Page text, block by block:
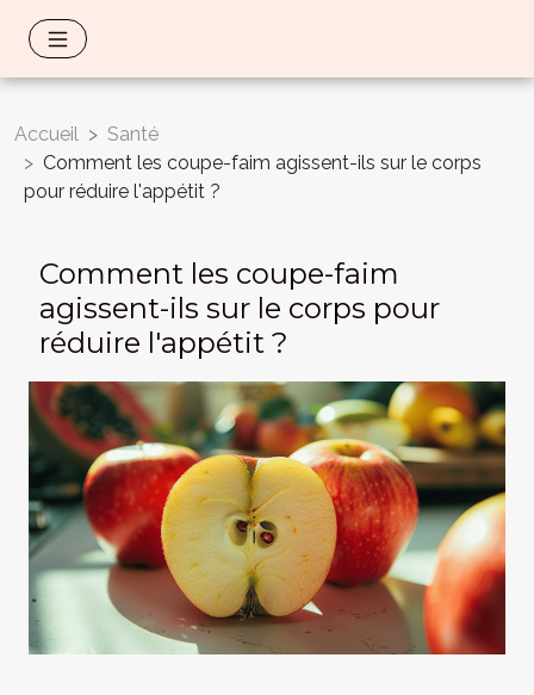
Accueil
Santé
Comment les coupe-faim agissent-ils sur le corps
pour réduire l'appétit ?
Comment les coupe-faim
agissent-ils sur le corps pour
réduire l'appétit ?